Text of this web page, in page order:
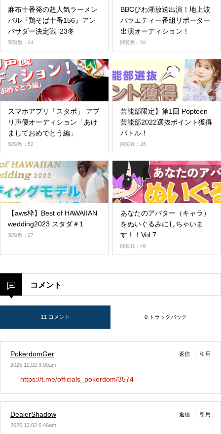
麻布十番発の超人気ラーメン
バル『鶏そば十番156』アン
バサダー決定戦 ‘23冬
閲覧数：24
BBCびわ湖放送出演！地上波
バラエティー番組リポーター
出演オーディション！
閲覧数：59
スマホアプリ「スタポ」 アプ
リ声優オーディション「あけ
ましておめでとう編」
閲覧数：52
芸能部限定】第1回 Popteen
芸能部2022選抜ポイント獲得
バトル！
閲覧数：26
【aws枠】Best of HAWAIIAN
wedding2023 スタダ＃1
閲覧数：27
あなたのアバター（キャラ）
をぬいぐるみにしちゃいま
す！！Vol.7
閲覧数：48
コメント
11 コメント 0 トラックバック
PokerdomGer
2025.12.02 3:00am
返信 引用
https://t.me/officials_pokerdom/3574
DealerShadow
2025.12.02 6:46am
返信 引用